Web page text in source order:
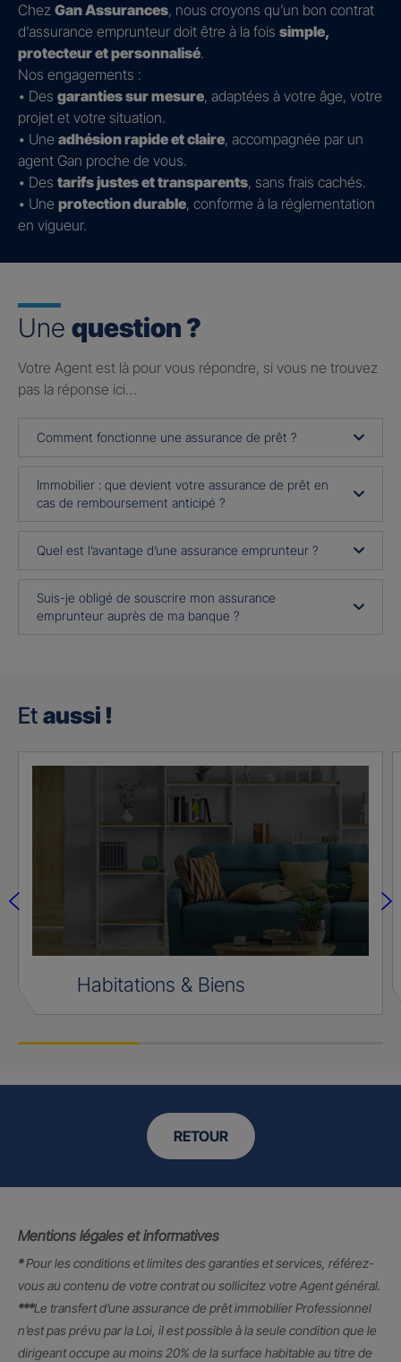
Chez Gan Assurances, nous croyons qu’un bon contrat
d’assurance emprunteur doit être à la fois simple,
protecteur et personnalisé.
Nos engagements :
• Des garanties sur mesure, adaptées à votre âge, votre
projet et votre situation.
• Une adhésion rapide et claire, accompagnée par un
agent Gan proche de vous.
• Des tarifs justes et transparents, sans frais cachés.
• Une protection durable, conforme à la réglementation
en vigueur.
Une question ?
Votre Agent est là pour vous répondre, si vous ne trouvez
pas la réponse ici…
Comment fonctionne une assurance de prêt ?
Immobilier : que devient votre assurance de prêt en
cas de remboursement anticipé ?
Quel est l’avantage d’une assurance emprunteur ?
Suis-je obligé de souscrire mon assurance
emprunteur auprès de ma banque ?
Et aussi !
Habitations & Biens
RETOUR
Mentions légales et informatives
*Pour les conditions et limites des garanties et services, référez-
vous au contenu de votre contrat ou sollicitez votre Agent général.
***Le transfert d’une assurance de prêt immobilier Professionnel
n’est pas prévu par la Loi, il est possible à la seule condition que le
dirigeant occupe au moins 20% de la surface habitable au titre de